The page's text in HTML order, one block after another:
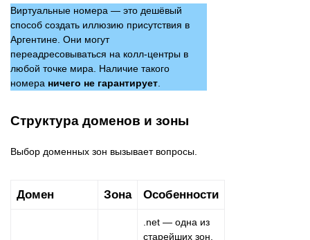
Виртуальные номера — это дешёвый
способ создать иллюзию присутствия в
Аргентине. Они могут
переадресовываться на колл-центры в
любой точке мира. Наличие такого
номера ничего не гарантирует.
Структура доменов и зоны
Выбор доменных зон вызывает вопросы.
Домен Зона Особенности
.net — одна из
старейших зон,